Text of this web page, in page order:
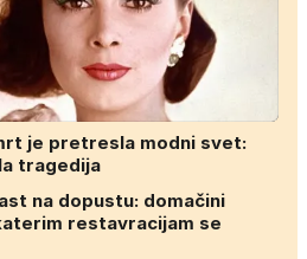
je pretresla modni svet:
tragedija
na dopustu: domačini
restavracijam se